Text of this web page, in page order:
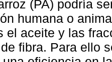
(PA) podría
humana o
el aceite y las
fibra. Para ello